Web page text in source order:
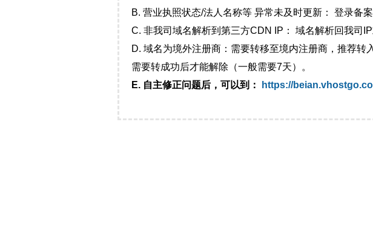
B. 营业执照状态/法人名称等 异常未及时更新： 登录备
C. 非我司域名解析到第三方CDN IP： 域名解析回我司
D. 域名为境外注册商：需要转移至境内注册商，推荐转
需要转成功后才能解除（一般需要7天）。
E. 自主修正问题后，可以到：
https://